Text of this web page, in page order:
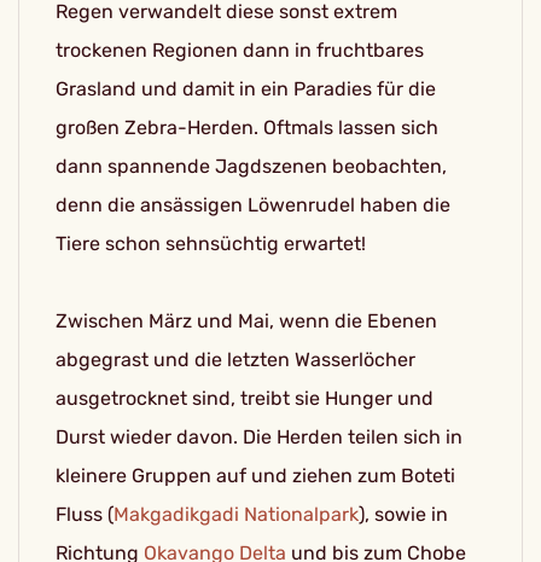
Regen verwandelt diese sonst extrem
trockenen Regionen dann in fruchtbares
Grasland und damit in ein Paradies für die
großen Zebra-Herden. Oftmals lassen sich
dann spannende Jagdszenen beobachten,
denn die ansässigen Löwenrudel haben die
Tiere schon sehnsüchtig erwartet!
Zwischen März und Mai, wenn die Ebenen
abgegrast und die letzten Wasserlöcher
ausgetrocknet sind, treibt sie Hunger und
Durst wieder davon. Die Herden teilen sich in
kleinere Gruppen auf und ziehen zum Boteti
Fluss (Makgadikgadi Nationalpark), sowie in
Richtung Okavango Delta und bis zum Chobe